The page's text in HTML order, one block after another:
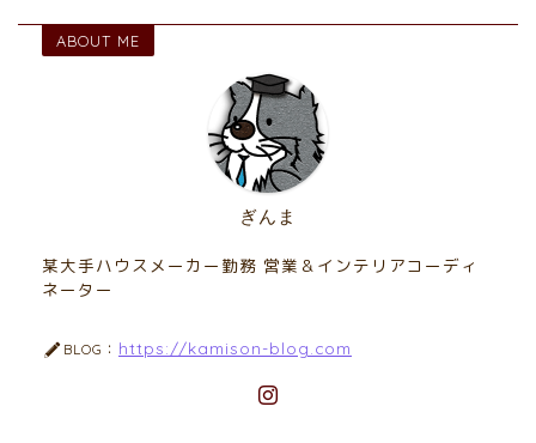
ABOUT ME
ぎんま
某大手ハウスメーカー勤務 営業＆インテリアコーディ
ネーター
BLOG： https://kamison-blog.com